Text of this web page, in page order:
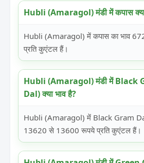
Hubli (Amaragol) मंडी में कपास
Hubli (Amaragol) में कपास का भाव
प्रति कुएंटल हैं।
Hubli (Amaragol) मंडी में Black
Dal) क्या भाव है?
Hubli (Amaragol) में Black Gram
13620 से 13600 रूपये प्रति कुएंटल हैं।